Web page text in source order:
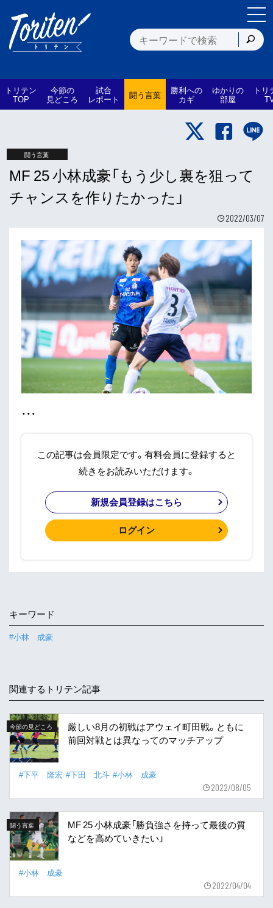
トリテン
TOP
今節の
見どころ
試合
レポート 闘う言葉 勝利への
カギ
ゆかりの
部屋
トリ
闘う言葉
MF 25 小林成豪「もう少し裏を狙って
チャンスを作りたかった」
2022/03/07
・・・
この記事は会員限定です。有料会員に登録すると
続きをお読みいただけます。
新規会員登録はこちら
ログイン
キーワード
#小林 成豪
関連するトリテン記事
今節の見どころ
厳しい8月の初戦はアウェイ町田戦。ともに
前回対戦とは異なってのマッチアップ
#下平 隆宏 #下田 北斗 #小林 成豪
2022/08/05
闘う言葉
MF 25 小林成豪「勝負強さを持って最後の質
などを高めていきたい」
#小林 成豪
2022/04/04